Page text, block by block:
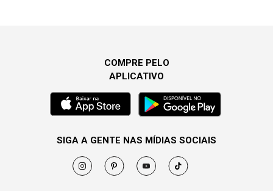
COMPRE PELO
APLICATIVO
SIGA A GENTE NAS MÍDIAS SOCIAIS